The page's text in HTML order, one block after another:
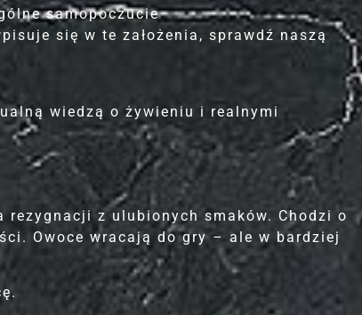
samopoczucie
się w te założenia, sprawdź naszą
wiedzą o żywieniu i realnymi
rezygnacji z ulubionych smaków. Chodzi o
Owoce wracają do gry – ale w bardziej